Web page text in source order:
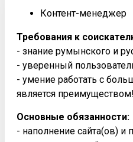
Контент-менеджер
Требования к
- знание румынского и
- уверенный
- умение работать с
является преимуществом!
Основные обязанности:
- наполнение сайта(ов)